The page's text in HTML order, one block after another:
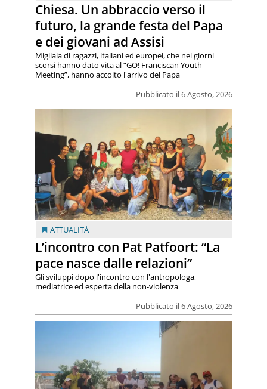
Chiesa. Un abbraccio verso il
futuro, la grande festa del Papa
e dei giovani ad Assisi
Pubblicato il 6 Agosto, 2026
Migliaia di ragazzi, italiani ed europei, che nei giorni
scorsi hanno dato vita al “GO! Franciscan Youth
Meeting”, hanno accolto l'arrivo del Papa
ATTUALITÀ
L’incontro con Pat Patfoort: “La
pace nasce dalle relazioni”
Pubblicato il 6 Agosto, 2026
Gli sviluppi dopo l'incontro con l'antropologa,
mediatrice ed esperta della non-violenza